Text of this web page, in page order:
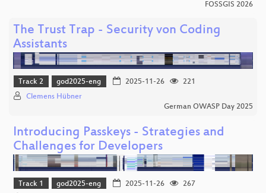
FOSSGIS 2026
The Trust Trap - Security von Coding
Assistants
Track 2 god2025-eng 2025-11-26
221
Clemens Hübner
German OWASP Day 2025
Introducing Passkeys - Strategies and
Challenges for Developers
Track 1 god2025-eng 2025-11-26
267